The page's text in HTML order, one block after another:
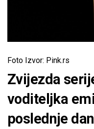
Foto Izvor: Pink.rs
Zvijezda
voditeljka
poslednje